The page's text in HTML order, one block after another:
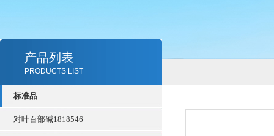
产品列表
PRODUCTS LIST
标准品
对叶百部碱1818546